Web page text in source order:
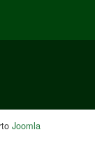
Joomla